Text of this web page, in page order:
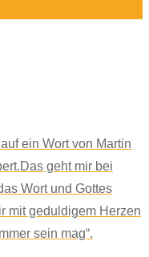
ein Wort von Martin
geht mir bei
Wort und Gottes
mit geduldigem Herzen
sein mag“.